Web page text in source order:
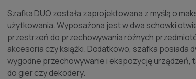
Szafka DUO została zaprojektowana z myślą o
użytkowania. Wyposażona jest w dwa schowki
przestrzeń do przechowywania różnych
akcesoria czy książki. Dodatkowo, szafka posiada
wygodne przechowywanie i ekspozycję urządzeń,
do gier czy dekodery.